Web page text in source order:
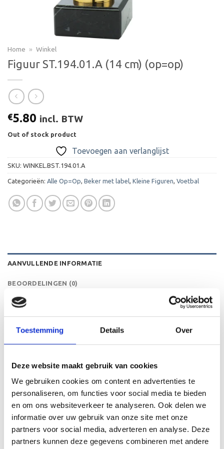
Toestemming Details Over
Deze website maakt gebruik van cookies
We gebruiken cookies om content en advertenties te
personaliseren, om functies voor social media te bieden
en om ons websiteverkeer te analyseren. Ook delen we
informatie over uw gebruik van onze site met onze
partners voor social media, adverteren en analyse. Deze
partners kunnen deze gegevens combineren met andere
Home » Winkel
Figuur ST.194.01.A (14 cm) (op=op)
€5.80 incl. BTW
Out of stock product
Toevoegen aan verlanglijst
SKU: WINKEL.BST.194.01.A
Categorieën: Alle Op=Op, Beker met label, Kleine Figuren, Voetbal
AANVULLENDE INFORMATIE
BEOORDELINGEN (0)
Toevoegen
aan
verlanglijst
Toevoegen
aan
verlanglijst